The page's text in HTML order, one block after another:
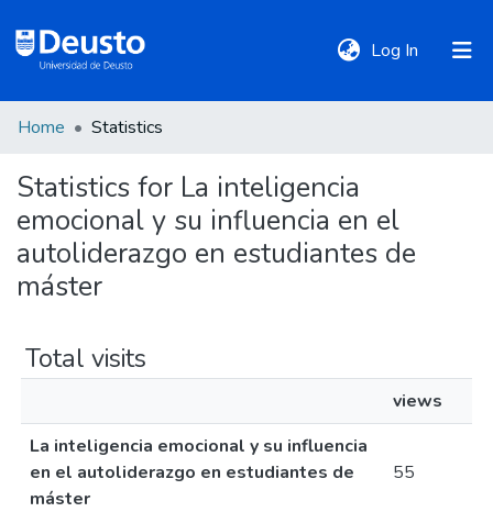
Log In (current)
Communities
&
Collections
Policies
Home Statistics
Statistics for La inteligencia
emocional y su influencia en el
autoliderazgo en estudiantes de
máster
Total visits
views
La inteligencia emocional y su influencia
en el autoliderazgo en estudiantes de
máster
55